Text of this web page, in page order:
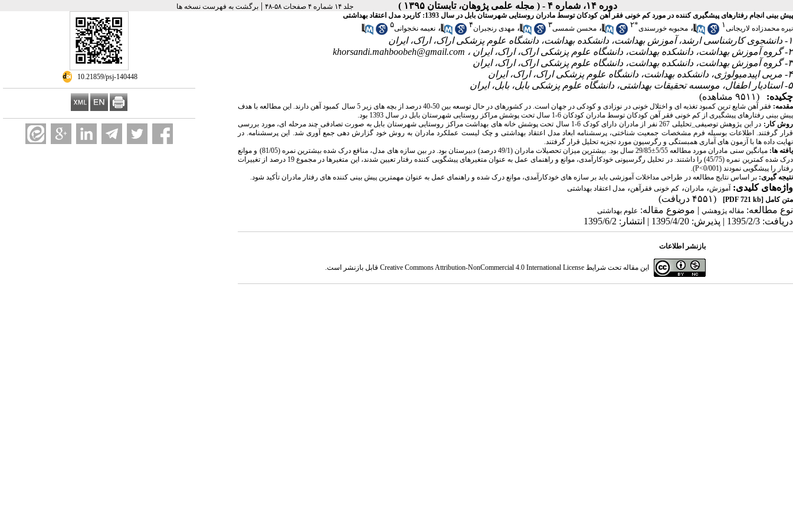
دوره ۱۴، شماره ۴ - ( مجله علمی پژوهان، تابستان ۱۳۹۵ ) جلد ۱۴ شماره ۴ صفحات ۵۸-۴۸ |برگشت به فهرست نسخه ها
‎ 10.21859/psj-140448
پیش بینی انجام رفتارهای پیشگیری کننده در مورد کم خونی فقر آهن کودکان توسط مادران روستایی شهرستان بابل در سال 1393: کاربرد مدل اعتقاد بهداشتی
نیره محمدزاده لاریجانی۱ ، محبوبه خورسندی*۲ ، محسن شمسی۳ ، مهدی رنجبران۴ ، نعیمه نخجوانی۵
۱- دانشجوی کارشناسی ارشد، آموزش بهداشت، دانشکده بهداشت، دانشگاه علوم پزشکی اراک، اراک، ایران
۲- گروه آموزش بهداشت، دانشکده بهداشت، دانشگاه علوم پزشکی اراک، اراک، ایران ،
khorsandi.mahboobeh@gmail.com
۳- گروه آموزش بهداشت، دانشکده بهداشت، دانشگاه علوم پزشکی اراک، اراک، ایران
۴- مربی اپیدمیولوژی، دانشکده بهداشت، دانشگاه علوم پزشکی اراک، اراک، ایران
۵- استادیار اطفال، موسسه تحقیقات بهداشتی، دانشگاه علوم پزشکی بابل، بابل، ایران
چکیده:
(۹۵۱۱ مشاهده)
مقدمه:
فقر آهن شایع ترین کمبود تغذیه ای و اختلال خونی در نوزادی و کودکی در جهان است. در کشورهای در حال توسعه بین 50-40 درصد از بچه های زیر 5 سال کمبود آهن دارند. این مطالعه با هدف
پیش بینی رفتارهای پیشگیری از کم خونی فقر آهن کودکان توسط مادران کودکان 6-1 سال تحت پوشش مراکز روستایی شهرستان بابل در سال 1393 بود.
روش کار:
در این پژوهش توصیفی_تحلیلی 267 نفر از مادران دارای کودک 6-1 سال تحت پوشش خانه های بهداشت مراکز روستایی شهرستان بابل به صورت تصادفی چند مرحله ای، مورد بررسی
قرار گرفتند. اطلاعات بوسیله فرم مشخصات جمعیت شناختی، پرسشنامه ابعاد مدل اعتقاد بهداشتی و چک لیست عملکرد مادران به روش خود گزارش دهی جمع آوری شد. این پرسشنامه. در
نهایت داده ها با آزمون های آماری همبستگی و رگرسیون مورد تجزیه تحلیل قرار گرفتند.
یافته ها:
میانگین سنی مادران مورد مطالعه 5/55±29/85 سال بود. بیشترین میزان تحصیلات مادران (49/1 درصد) دبیرستان بود. در بین سازه های مدل، منافع درک شده بیشترین نمره (81/05) و موانع
درک شده کمترین نمره (45/75) را داشتند. در تحلیل رگرسیونی خودکارآمدی، موانع و راهنمای عمل به عنوان متغیرهای پیشگویی کننده رفتار تعیین شدند، این متغیرها در مجموع 19 درصد از تغییرات
رفتار را پیشگویی نمودند (0/001>P).
نتیجه گیری: بر اساس نتایج مطالعه در طراحی مداخلات آموزشی باید بر سازه های خودکارآمدی، موانع درک شده و راهنمای عمل به عنوان مهمترین پیش بینی کننده های رفتار مادران تأکید شود.
واژه‌های کلیدی:آموزش، مادران، کم خونی فقرآهن، مدل اعتقاد بهداشتی
متن کامل [PDF 721 kb]
(۴۵۵۱ دریافت)
نوع مطالعه: مقاله پژوهشي | موضوع مقاله: علوم بهداشتی
دریافت: 1395/2/3 | پذیرش: 1395/4/20 | انتشار: 1395/6/2
بازنشر اطلاعات
این مقاله تحت شرایط Creative Commons Attribution-NonCommercial 4.0 International Licenseقابل بازنشر است.